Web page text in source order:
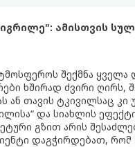
ამისთვის
შექმნა ყველა
ხშირად ძვირი ღირს,
ან თავის ტკივილსაც კი
და სიახლის
გზით არის
დაგჭირდებათ,